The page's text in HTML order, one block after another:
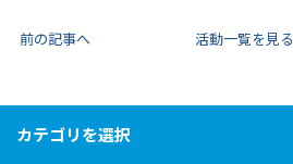
前の記事へ 活動一覧を見る
カテゴリを選択